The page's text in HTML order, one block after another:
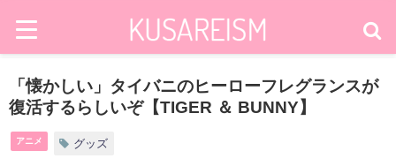
「懐かしい」タイバニのヒーローフレグランスが
復活するらしいぞ【TIGER ＆ BUNNY】
アニメ グッズ